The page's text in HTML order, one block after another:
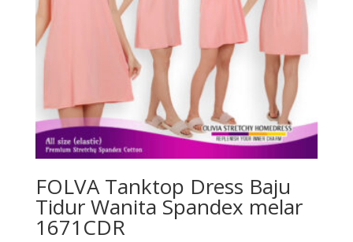
FOLVA Tanktop Dress Baju
Tidur Wanita Spandex melar
1671CDR